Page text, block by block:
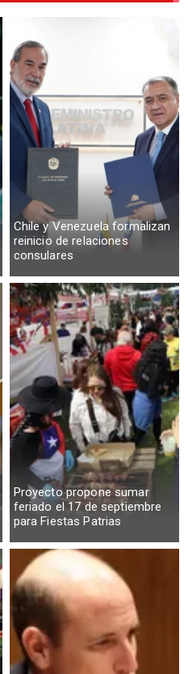
Chile y Venezuela formalizan
reinicio de relaciones
consulares
Proyecto propone sumar
feriado el 17 de septiembre
para Fiestas Patrias